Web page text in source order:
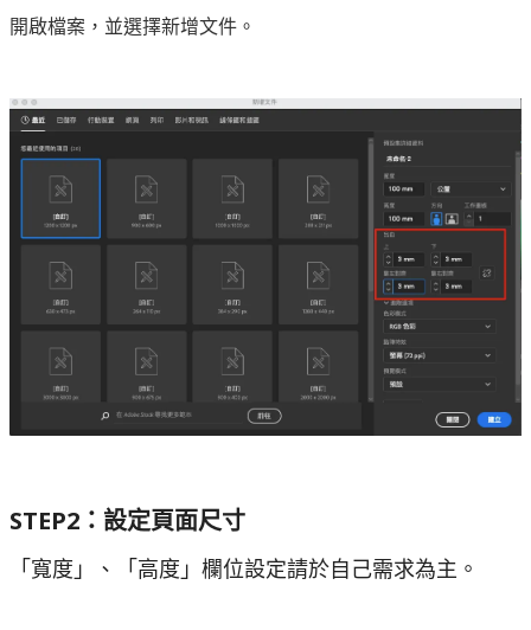
開啟檔案，並選擇新增文件。
STEP2：設定頁面尺寸
「寬度」、「高度」欄位設定請於自己需求為主。